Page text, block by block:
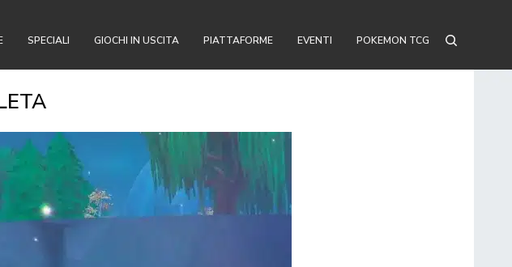
SPECIALI GIOCHI IN USCITA PIATTAFORME EVENTI POKEMON TCG